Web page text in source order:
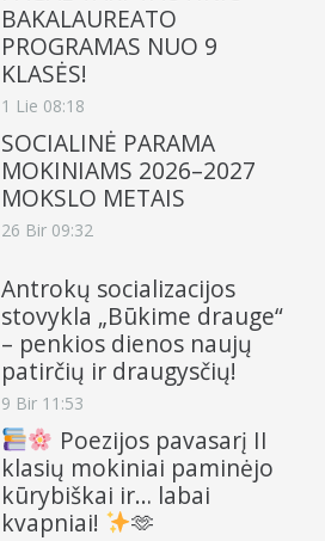
BAKALAUREATO
PROGRAMAS NUO 9
KLASĖS!
1 Lie 08:18
SOCIALINĖ PARAMA
MOKINIAMS 2026–2027
MOKSLO METAIS
26 Bir 09:32
Antrokų socializacijos
stovykla „Būkime drauge“
– penkios dienos naujų
patirčių ir draugysčių!
9 Bir 11:53
Poezijos pavasarį II
klasių mokiniai paminėjo
kūrybiškai ir… labai
kvapniai!
🫶